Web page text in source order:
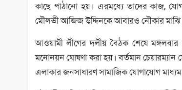
কাছে পাঠানো হয়। এরমধ্যে তাদের কাজ,
মৌলভী আজিজ উদ্দিনকে আবারও নৌকার মাঝি
আওয়ামী লীগের দলীয় বৈঠক শেষে মঙ্গলবার
মনোনয়ন ঘোষণা করা হয়। বর্তমান চেয়ারম্যান
এলাকার জনসাধারণ সামাজিক যোগাযোগ